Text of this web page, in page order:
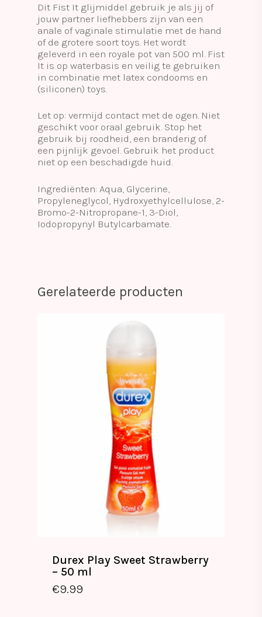
Dit Fist It glijmiddel gebruik je als jij of
jouw partner liefhebbers zijn van een
anale of vaginale stimulatie met de hand
of de grotere soort toys. Het wordt
geleverd in een royale pot van 500 ml. Fist
It is op waterbasis en veilig te gebruiken
in combinatie met latex condooms en
(siliconen) toys.
Let op: vermijd contact met de ogen. Niet
geschikt voor oraal gebruik. Stop het
gebruik bij roodheid, een branderig of
een pijnlijk gevoel. Gebruik het product
niet op een beschadigde huid.
Ingrediënten: Aqua, Glycerine,
Propyleneglycol, Hydroxyethylcellulose, 2-
Bromo-2-Nitropropane-1, 3-Diol,
Iodopropynyl Butylcarbamate.
Gerelateerde producten
Durex Play Sweet Strawberry
– 50 ml
€9.99